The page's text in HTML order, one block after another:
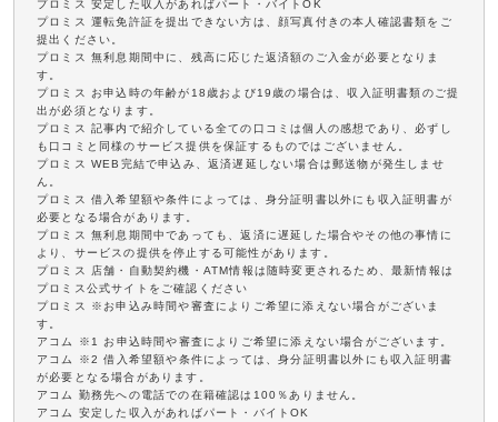
プロミス 安定した収入があればパート・バイトOK
プロミス 運転免許証を提出できない方は、顔写真付きの本人確認書類をご
提出ください。
プロミス 無利息期間中に、残高に応じた返済額のご入金が必要となりま
す。
プロミス お申込時の年齢が18歳および19歳の場合は、収入証明書類のご提
出が必須となります。
プロミス 記事内で紹介している全ての口コミは個人の感想であり、必ずし
も口コミと同様のサービス提供を保証するものではございません。
プロミス WEB完結で申込み、返済遅延しない場合は郵送物が発生しませ
ん。
プロミス 借入希望額や条件によっては、身分証明書以外にも収入証明書が
必要となる場合があります。
プロミス 無利息期間中であっても、返済に遅延した場合やその他の事情に
より、サービスの提供を停止する可能性があります。
プロミス 店舗・自動契約機・ATM情報は随時変更されるため、最新情報は
プロミス公式サイトをご確認ください
プロミス ※お申込み時間や審査によりご希望に添えない場合がございま
す。
アコム ※1 お申込時間や審査によりご希望に添えない場合がございます。
アコム ※2 借入希望額や条件によっては、身分証明書以外にも収入証明書
が必要となる場合があります。
アコム 勤務先への電話での在籍確認は100％ありません。
アコム 安定した収入があればパート・バイトOK